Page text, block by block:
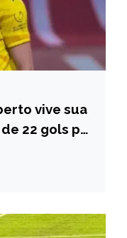
vive sua
22 gols por